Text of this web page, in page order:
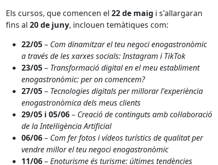
Els cursos, que comencen el 22 de maig i s'allargaran
fins al 20 de juny, inclouen temàtiques com:
22/05– Com dinamitzar el teu negoci enogastronòmic
a través de les xarxes socials: Instagram i TikTok
23/05– Transformació digital en el meu establiment
enogastronòmic: per on comencem?
27/05– Tecnologies digitals per millorar l'experiència
enogastronòmica dels meus clients
29/05 i 05/06– Creació de continguts amb col·laboració
de la Intel·ligència Artificial
06/06– Com fer fotos i vídeos turístics de qualitat per
vendre millor el teu negoci enogastronòmic
11/06–Enoturisme és turisme: últimes tendències